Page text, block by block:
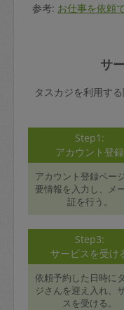
参考: お仕事を依頼
サ
タスカジを利用す
Step1:
アカウント登録
アカウント登録ペー
要情報を入力し、メ
証を行う。
Step3:
サービスを受け
依頼予約した日時に
ジさんを迎え入れ、
スを受ける。